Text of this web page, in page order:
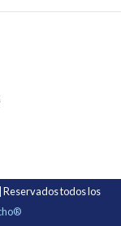
Reservados todos los